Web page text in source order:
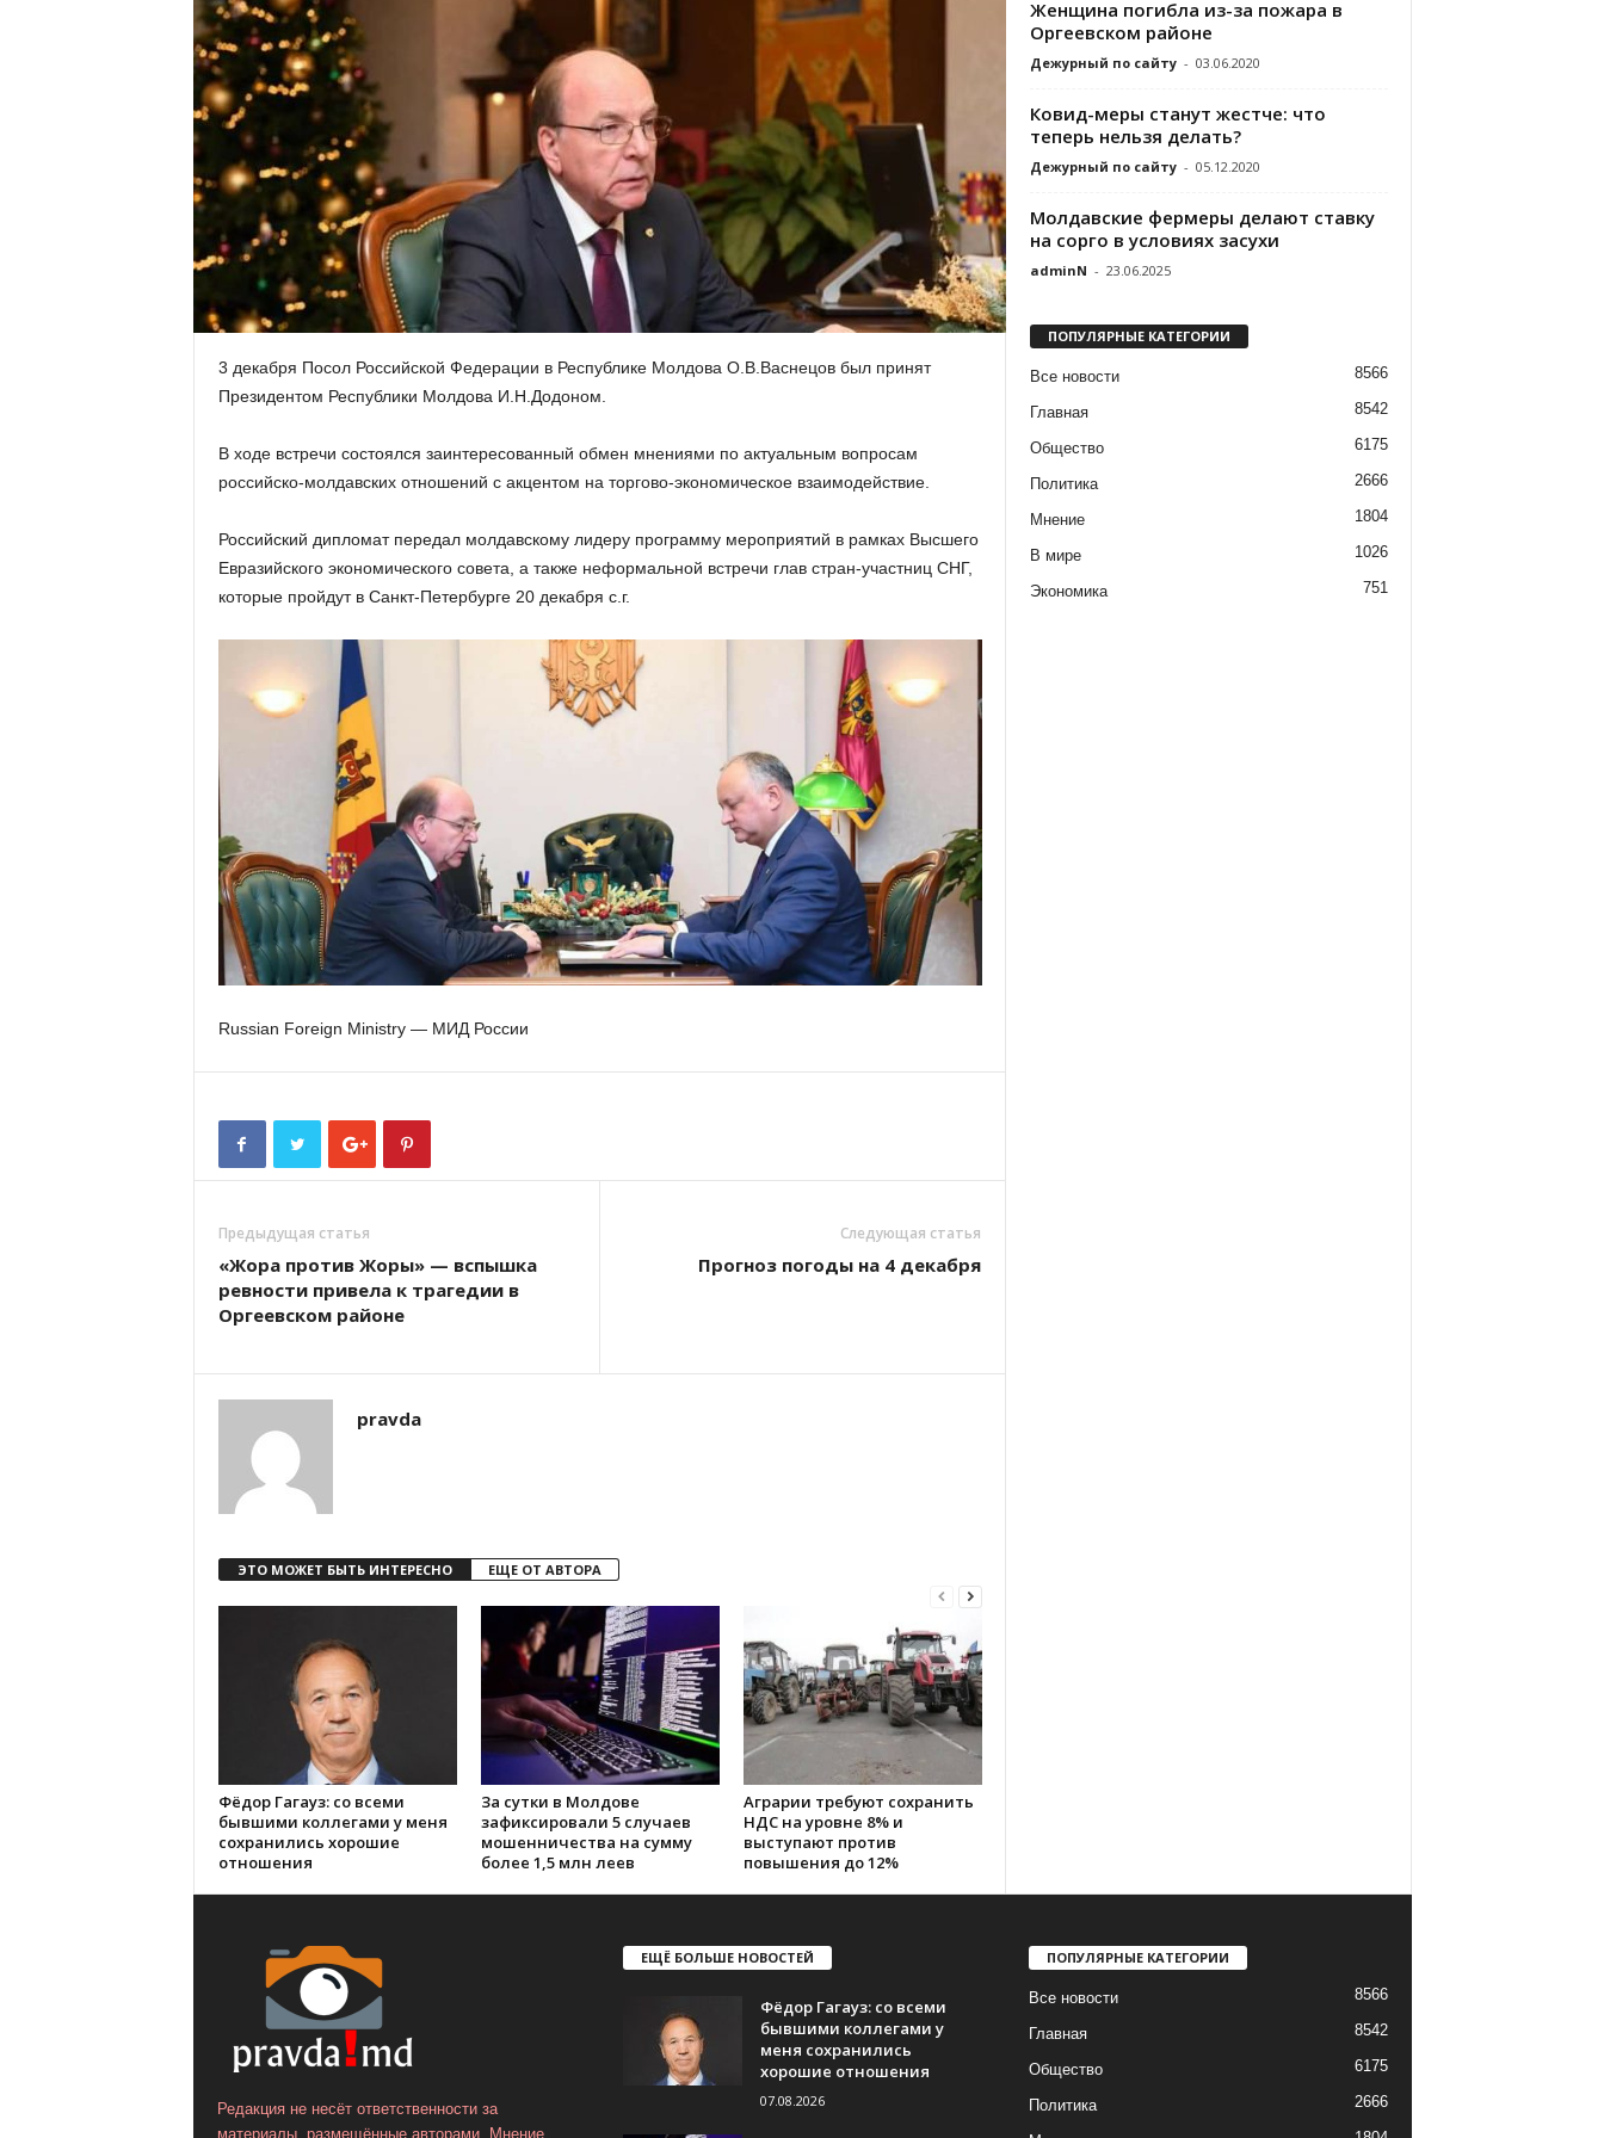
3 декабря Посол Российской Федерации в Республике Молдова О.В.Васнецов был принят
Президентом Республики Молдова И.Н.Додоном.
В ходе встречи состоялся заинтересованный обмен мнениями по актуальным вопросам
российско-молдавских отношений с акцентом на торгово-экономическое взаимодействие.
Российский дипломат передал молдавскому лидеру программу мероприятий в рамках Высшего
Евразийского экономического совета, а также неформальной встречи глав стран-участниц СНГ,
которые пройдут в Санкт-Петербурге 20 декабря с.г.
Russian Foreign Ministry — МИД России
Предыдущая статья
«Жора против Жоры» — вспышка
ревности привела к трагедии в
Оргеевском районе
Следующая статья
Прогноз погоды на 4 декабря
pravda
ЭТО МОЖЕТ БЫТЬ ИНТЕРЕСНО ЕЩЕ ОТ АВТОРА
Фёдор Гагауз: со всеми
бывшими коллегами у меня
сохранились хорошие
отношения
За сутки в Молдове
зафиксировали 5 случаев
мошенничества на сумму
более 1,5 млн леев
Аграрии требуют сохранить
НДС на уровне 8% и
выступают против
повышения до 12%
Женщина погибла из-за пожара в
Оргеевском районе
Дежурный по сайту - 03.06.2020
Ковид-меры станут жестче: что
теперь нельзя делать?
Дежурный по сайту - 05.12.2020
Молдавские фермеры делают ставку
на сорго в условиях засухи
adminN - 23.06.2025
ПОПУЛЯРНЫЕ КАТЕГОРИИ
Все новости 8566
Главная 8542
Общество 6175
Политика 2666
Мнение 1804
В мире 1026
Экономика 751
Редакция не несёт ответственности за
материалы, размещённые авторами. Мнение
ЕЩЁ БОЛЬШЕ НОВОСТЕЙ
Фёдор Гагауз: со всеми
бывшими коллегами у
меня сохранились
хорошие отношения
07.08.2026
ПОПУЛЯРНЫЕ КАТЕГОРИИ
Все новости 8566
Главная 8542
Общество 6175
Политика 2666